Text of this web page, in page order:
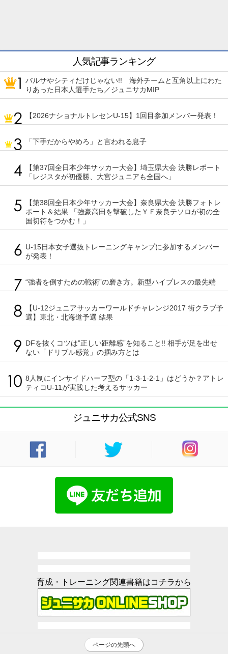
人気記事ランキング
バルサやシティだけじゃない!! 海外チームと互角以上にわた
りあった日本人選手たち／ジュニサカMIP
【2026ナショナルトレセンU-15】1回目参加メンバー発表！
「下手だからやめろ」と言われる息子
【第37回全日本少年サッカー大会】埼玉県大会 決勝レポート
「レジスタが初優勝、大宮ジュニアも全国へ」
【第38回全日本少年サッカー大会】奈良県大会 決勝フォトレ
ポート＆結果 「強豪高田を撃破したＹＦ奈良テソロが初の全
国切符をつかむ！」
U-15日本女子選抜トレーニングキャンプに参加するメンバー
が発表！
“強者を倒すための戦術”の磨き方。新型ハイプレスの最先端
【U-12ジュニアサッカーワールドチャレンジ2017 街クラブ予
選】東北・北海道予選 結果
DFを抜くコツは”正しい距離感”を知ること!! 相手が足を出せ
ない「ドリブル感覚」の掴み方とは
8人制にインサイドハーフ型の「1-3-1-2-1」はどうか？アトレ
ティコU-11が実践した考えるサッカー
ジュニサカ公式SNS
育成・トレーニング関連書籍はコチラから
ページの先頭へ